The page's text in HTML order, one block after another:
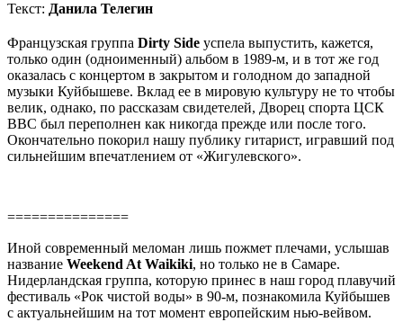
Текст: Данила Телегин
Французская группа Dirty Side успела выпустить, кажется,
только один (одноименный) альбом в 1989-м, и в тот же год
оказалась с концертом в закрытом и голодном до западной
музыки Куйбышеве. Вклад ее в мировую культуру не то чтобы
велик, однако, по рассказам свидетелей, Дворец спорта ЦСК
ВВС был переполнен как никогда прежде или после того.
Окончательно покорил нашу публику гитарист, игравший под
сильнейшим впечатлением от «Жигулевского».
===============
Иной современный меломан лишь пожмет плечами, услышав
название Weekend At Waikiki, но только не в Самаре.
Нидерландская группа, которую принес в наш город плавучий
фестиваль «Рок чистой воды» в 90-м, познакомила Куйбышев
с актуальнейшим на тот момент европейским нью-вейвом.